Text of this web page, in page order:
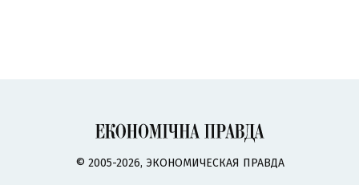
© 2005-2026, ЭКОНОМИЧЕСКАЯ ПРАВДА